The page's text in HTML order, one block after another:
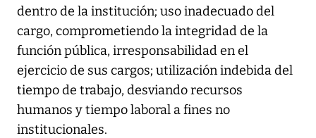
dentro de la institución; uso inadecuado del
cargo, comprometiendo la integridad de la
función pública, irresponsabilidad en el
ejercicio de sus cargos; utilización indebida del
tiempo de trabajo, desviando recursos
humanos y tiempo laboral a fines no
institucionales.